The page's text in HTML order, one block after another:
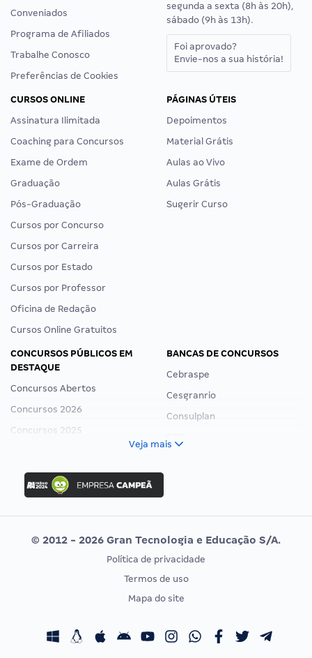
Conveniados
Programa de Afiliados
Trabalhe Conosco
Preferências de Cookies
segunda a sexta (8h às 20h),
sábado (9h às 13h).
Foi aprovado?
Envie-nos a sua história!
CURSOS ONLINE
Assinatura Ilimitada
Coaching para Concursos
Exame de Ordem
Graduação
Pós-Graduação
Cursos por Concurso
Cursos por Carreira
Cursos por Estado
Cursos por Professor
Oficina de Redação
Cursos Online Gratuitos
PÁGINAS ÚTEIS
Depoimentos
Material Grátis
Aulas ao Vivo
Aulas Grátis
Sugerir Curso
CONCURSOS PÚBLICOS EM
DESTAQUE
Concursos Abertos
Concursos 2026
Concursos 2025
Concurso Ibama
Concurso MPU
Editais publicados
BANCAS DE CONCURSOS
Cebraspe
Cesgranrio
Consulplan
Vunesp
CONCURSOS POR PROFISSÃO
Concursos Fiscais
EXAME DE ORDEM
Calendário OAB
Veja mais
© 2012 - 2026 Gran Tecnologia e Educação S/A.
Política de privacidade
Termos de uso
Mapa do site